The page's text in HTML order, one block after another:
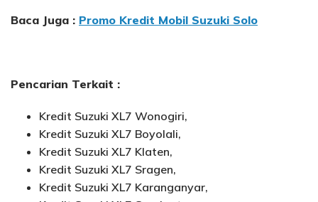
Baca Juga : Promo Kredit Mobil Suzuki Solo
Pencarian Terkait :
Kredit Suzuki XL7 Wonogiri,
Kredit Suzuki XL7 Boyolali,
Kredit Suzuki XL7 Klaten,
Kredit Suzuki XL7 Sragen,
Kredit Suzuki XL7 Karanganyar,